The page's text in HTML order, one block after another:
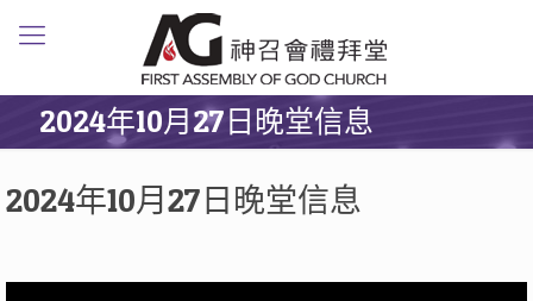
2024年10月27日晚堂信息
2024年10月27日晚堂信息